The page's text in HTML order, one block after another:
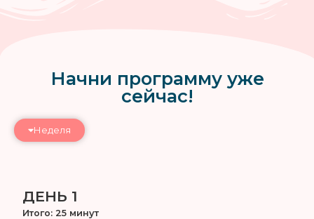
Начни программу уже
сейчас!
Неделя
ДЕНЬ 1
Итого: 25 минут